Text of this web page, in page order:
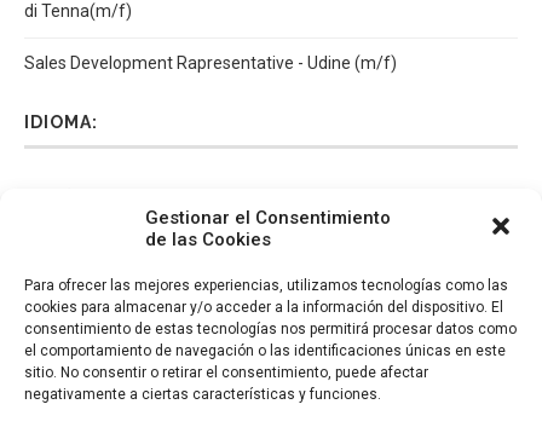
Gestionar el Consentimiento
de las Cookies
Para ofrecer las mejores experiencias, utilizamos tecnologías como las
cookies para almacenar y/o acceder a la información del dispositivo. El
consentimiento de estas tecnologías nos permitirá procesar datos como
el comportamiento de navegación o las identificaciones únicas en este
sitio. No consentir o retirar el consentimiento, puede afectar
negativamente a ciertas características y funciones.
di Tenna(m/f)
Sales Development Rapresentative - Udine (m/f)
IDIOMA: